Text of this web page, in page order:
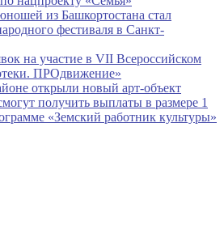
из Башкортостана стал
фестиваля в Санкт-
на участие в VII Всероссийском
ПРОдвижение»
открыли новый арт-объект
получить выплаты в размере 1
«Земский работник культуры»